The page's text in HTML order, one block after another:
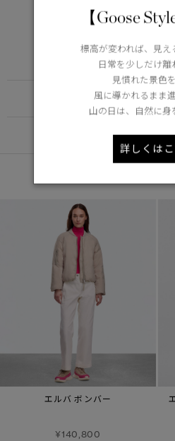
DETAIL
エルバ ボンバー
¥140,800
【Goose
標高が変われば、見え
日常を少しだけ離
見慣れた景色
風に導かれるまま
山の日は、自然に身
詳しくは